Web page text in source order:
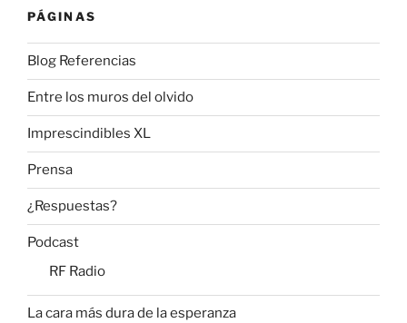
PÁGINAS
Blog Referencias
Entre los muros del olvido
Imprescindibles XL
Prensa
¿Respuestas?
Podcast
RF Radio
La cara más dura de la esperanza